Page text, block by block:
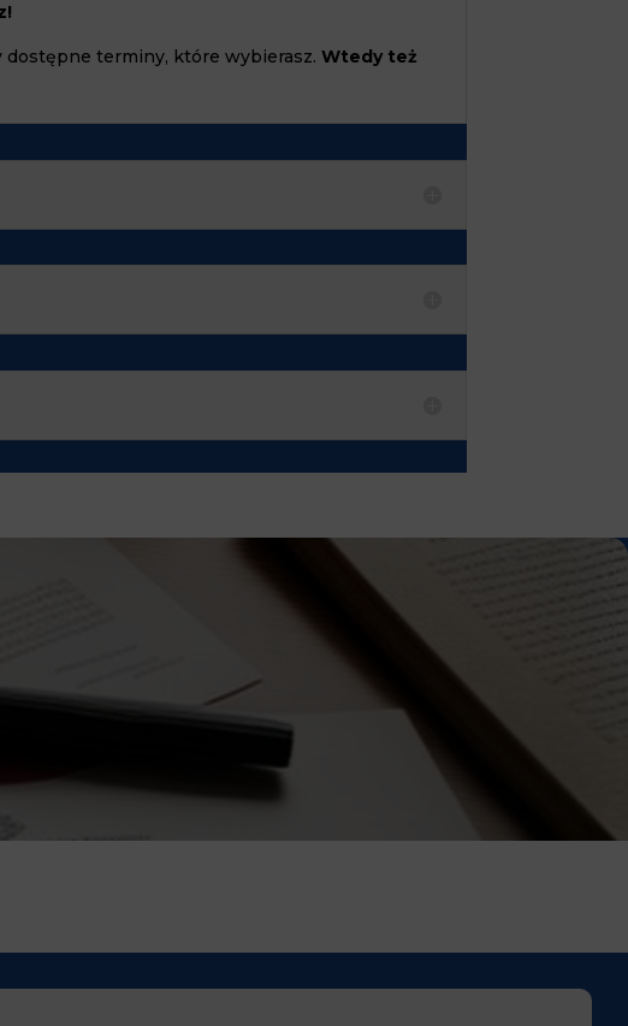
dostępne terminy, które wybierasz.Wtedy też